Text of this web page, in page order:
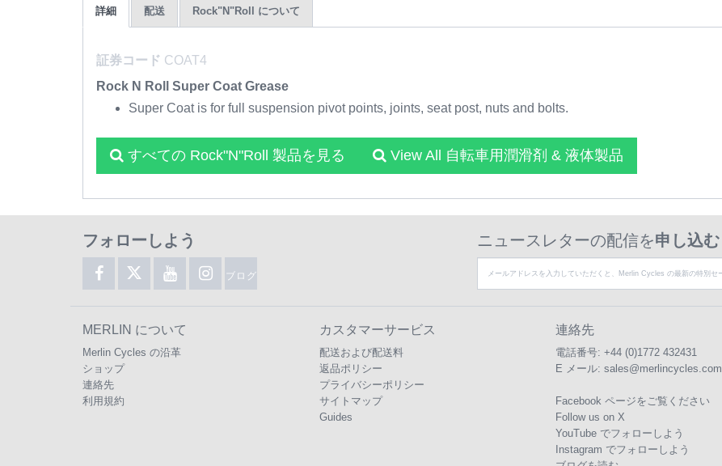
詳細 配送 Rock"N"Roll について
証券コード COAT4
Rock N Roll Super Coat Grease
Super Coat is for full suspension pivot points, joints, seat post, nuts and bolts.
すべての Rock"N"Roll 製品を見る View All 自転車用潤滑剤 & 液体製品
フォローしよう
ブログ
ニュースレターの配信を申し込む
MERLIN について
Merlin Cycles の沿革
ショップ
連絡先
利用規約
カスタマーサービス
配送および配送料
返品ポリシー
プライバシーポリシー
サイトマップ
Guides
連絡先
電話番号: +44 (0)1772 432431
E メール: sales@merlincycles.com
Facebook ページをご覧ください
Follow us on X
YouTube でフォローしよう
Instagram でフォローしよう